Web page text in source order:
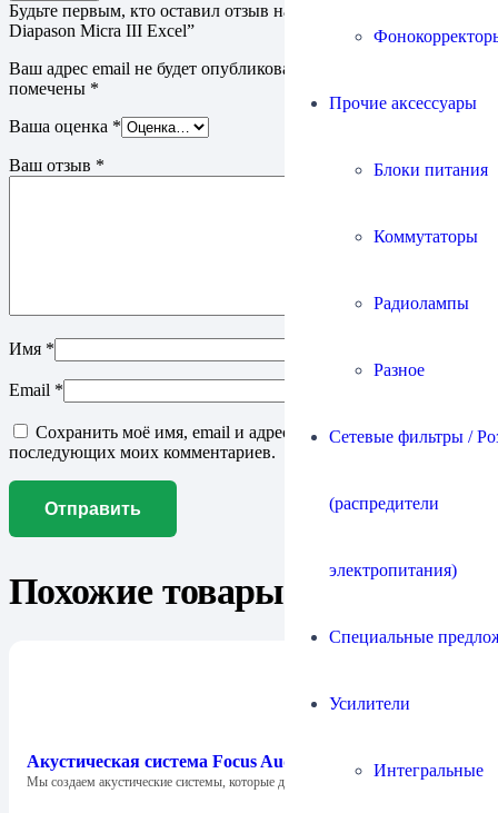
Прочие аксессуары
Блоки питания
Коммутаторы
Радиолампы
Разное
Сетевые фильтры /
(распредители
электропитания)
Специальные
Усилители
Интегральные
Будьте первым, кто оставил отзыв на “Акустическая система
Diapason Micra III Excel”
Ваш адрес email не будет опубликован.
помечены *
Ваша оценка *
Ваш отзыв *
Имя *
Email *
Сохранить моё имя, email и адрес сайта в этом браузере для
последующих моих комментариев.
Похожие товары
Акустическая система Focus Audio FCC 1 SE Center
Мы создаем акустические системы, которые дарят…